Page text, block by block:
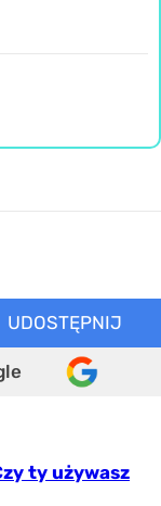
UDOSTĘPNIJ
ty używasz